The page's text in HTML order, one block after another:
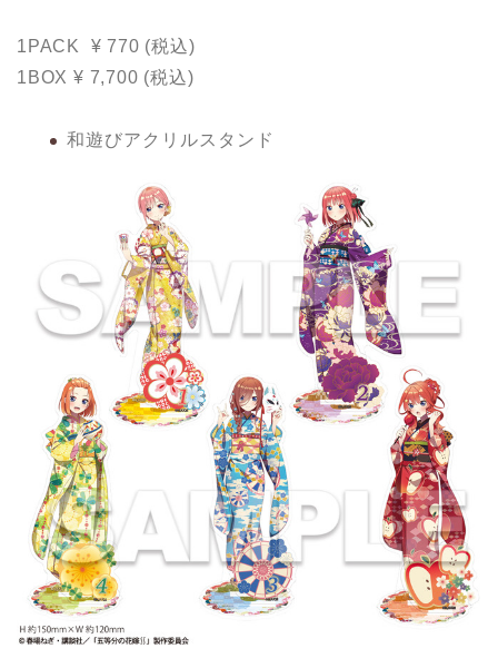
1PACK ¥ 770 (税込)
1BOX ¥ 7,700 (税込)
和遊びアクリルスタンド